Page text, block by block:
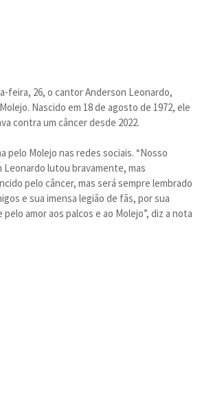
feira, 26, o cantor Anderson Leonardo,
Nascido em 18 de agosto de 1972, ele
contra um câncer desde 2022.
pelo Molejo nas redes sociais. “Nosso
lutou bravamente, mas
pelo câncer, mas será sempre lembrado
e sua imensa legião de fãs, por sua
amor aos palcos e ao Molejo”, diz a nota